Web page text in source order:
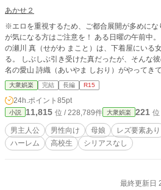
あかせ２
※エロを重視するため、ご都合展開が多めに
が気になる方はご注意を！ ある日曜の午前中。ショッピングモールにいる高１
の瀬川 真（せがわ まこと）は、下着屋にいる
る。 しぶしぶ引き受けた真だったが、そんな彼の元にエロいクラスメートで有
名の愛山 詩織（あいやま しおり）がやってき
大衆娯楽 完結 長編 R15
24h.ポイント 85pt
小説 11,815 位 / 228,789件 大衆娯楽 221
男主人公 男性向け 母娘 レズ要素あり
ハーレム
高校生 シリアスなし
最終更新日